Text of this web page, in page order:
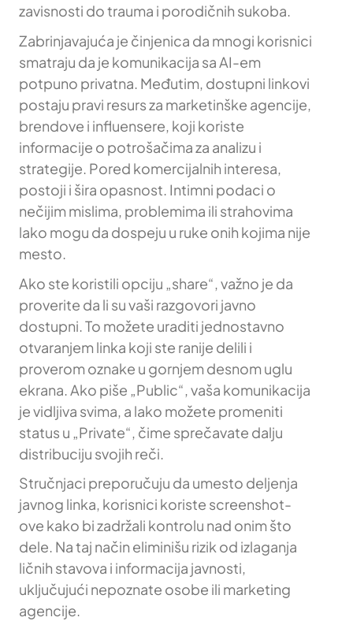
zavisnosti do trauma i porodičnih sukoba.
Zabrinjavajuća je činjenica da mnogi korisnici
smatraju da je komunikacija sa AI-em
potpuno privatna. Međutim, dostupni linkovi
postaju pravi resurs za marketinške agencije,
brendove i influensere, koji koriste
informacije o potrošačima za analizu i
strategije. Pored komercijalnih interesa,
postoji i šira opasnost. Intimni podaci o
nečijim mislima, problemima ili strahovima
lako mogu da dospeju u ruke onih kojima nije
mesto.
Ako ste koristili opciju „share“, važno je da
proverite da li su vaši razgovori javno
dostupni. To možete uraditi jednostavno
otvaranjem linka koji ste ranije delili i
proverom oznake u gornjem desnom uglu
ekrana. Ako piše „Public“, vaša komunikacija
je vidljiva svima, a lako možete promeniti
status u „Private“, čime sprečavate dalju
distribuciju svojih reči.
Stručnjaci preporučuju da umesto deljenja
javnog linka, korisnici koriste screenshot-
ove kako bi zadržali kontrolu nad onim što
dele. Na taj način eliminišu rizik od izlaganja
ličnih stavova i informacija javnosti,
uključujući nepoznate osobe ili marketing
agencije.